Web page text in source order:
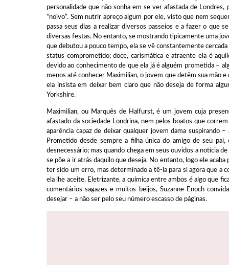
personalidade que não sonha em se ver afastada de
“noivo”. Sem nutrir apreço algum por ele, visto que nem
passa seus dias a realizar diversos passeios e a fazer o que
diversas festas. No entanto, se mostrando tipicamente uma
que debutou a pouco tempo, ela se vê constantemente
status comprometido; doce, carismática e atraente ela é
devido ao conhecimento de que ela já é alguém prometida –
menos até conhecer Maximilian, o jovem que detêm sua mão
ela insista em deixar bem claro que não deseja de forma
Yorkshire.
Maximilian, ou Marquês de Halfurst, é um jovem cuja
afastado da sociedade Londrina, nem pelos boatos que
aparência capaz de deixar qualquer jovem dama suspirando
Prometido desde sempre a filha única do amigo de seu
desnecessário; mas quando chega em seus ouvidos a notícia
se põe a ir atrás daquilo que deseja. No entanto, logo ele
ter sido um erro, mas determinado a tê-la para si agora que a
ela lhe aceite. Eletrizante, a química entre ambos é algo que
comentários sagazes e muitos beijos, Suzanne Enoch
desejar – a não ser pelo seu número escasso de páginas.